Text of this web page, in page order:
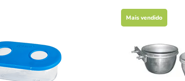
Mais vendido